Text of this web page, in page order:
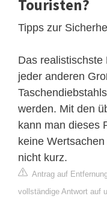
Touristen?
Tipps zur
Das realistischste
jeder anderen
werden. Mit den
kann man dieses
keine
nicht kurz.
Antrag auf
vollständige Antwort auf